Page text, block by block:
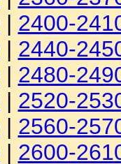
| 2400-
| 2440-
| 2480-
| 2520-
| 2560-
| 2600-